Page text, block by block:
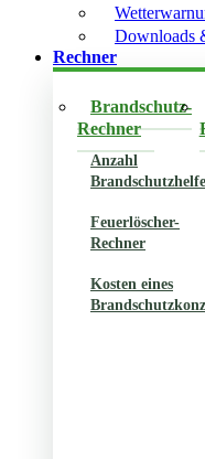
Downloads
Rechner
Brandschutz-
Rechner
Anzahl
Feuerlöscher-
Rechner
Kosten eines